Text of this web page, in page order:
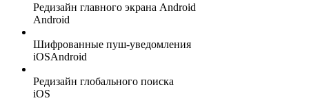
Редизайн главного экрана Android
Android
Шифрованные пуш-уведомления
iOSAndroid
Редизайн глобального поиска
iOS